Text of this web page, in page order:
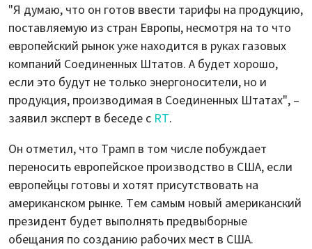
"Я думаю, что он готов ввести тарифы на продукцию,
поставляемую из стран Европы, несмотря на то что
европейский рынок уже находится в руках газовых
компаний Соединенных Штатов. А будет хорошо,
если это будут не только энергоносители, но и
продукция, производимая в Соединенных Штатах", –
заявил эксперт в беседе с RT.
Он отметил, что Трамп в том числе побуждает
переносить европейское производство в США, если
европейцы готовы и хотят присутствовать на
американском рынке. Тем самым новый американский
президент будет выполнять предвыборные
обещания по созданию рабочих мест в США.